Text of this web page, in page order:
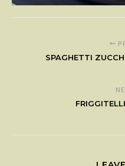
SPAGHETTI